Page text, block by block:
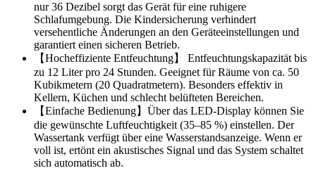
nur 36 Dezibel sorgt das Gerät für eine ruhigere
Schlafumgebung. Die Kindersicherung verhindert
versehentliche Änderungen an den Geräteeinstellungen und
garantiert einen sicheren Betrieb.
【Hocheffiziente Entfeuchtung】 Entfeuchtungskapazität bis
zu 12 Liter pro 24 Stunden. Geeignet für Räume von ca. 50
Kubikmetern (20 Quadratmetern). Besonders effektiv in
Kellern, Küchen und schlecht belüfteten Bereichen.
【Einfache Bedienung】Über das LED-Display können Sie
die gewünschte Luftfeuchtigkeit (35–85 %) einstellen. Der
Wassertank verfügt über eine Wasserstandsanzeige. Wenn er
voll ist, ertönt ein akustisches Signal und das System schaltet
sich automatisch ab.